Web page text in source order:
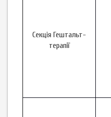
Секція Гештальт-
терапії